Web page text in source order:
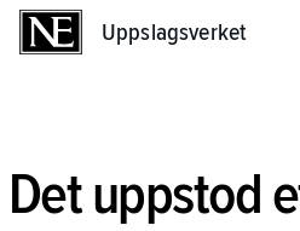
Uppslagsverket
Det uppstod